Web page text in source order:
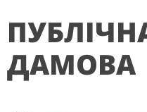
ДАМОВА